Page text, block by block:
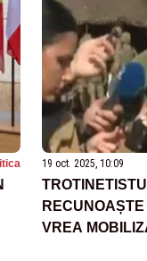
19 oct. 2025, 10:09
VREA